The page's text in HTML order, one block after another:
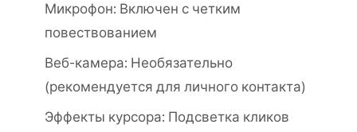
Микрофон: Включен с четким
повествованием
Веб-камера: Необязательно
(рекомендуется для личного контакта)
Эффекты курсора: Подсветка кликов